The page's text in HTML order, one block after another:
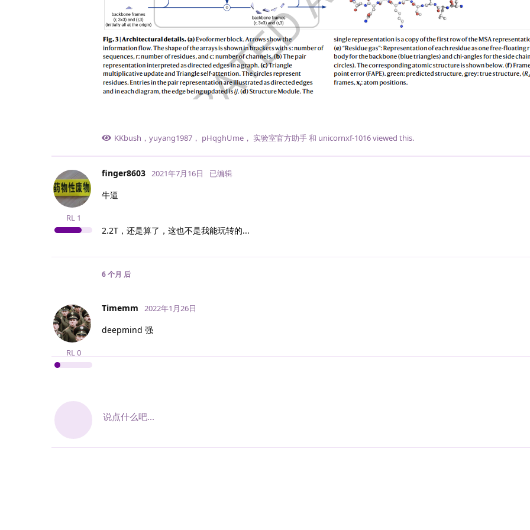
KKbush ， yuyang1987 ， pHqghUme ， 实验室官方助手和 unicornxf-1016viewed this.
finger8603
RL 1
2021年7月16日 已编辑
牛逼
2.2T，还是算了，这也不是我能玩转的...
6 个月 后
Timemm
RL0
2022年1月26日
deepmind 强
说点什么吧...